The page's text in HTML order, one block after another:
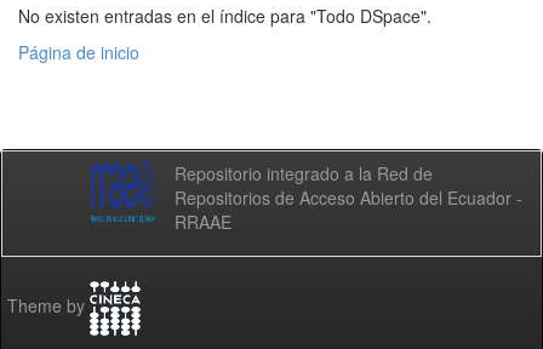
No existen entradas en el índice para "Todo DSpace".
Página de inicio
Repositorio integrado a la Red de
Repositorios de Acceso Abierto del Ecuador -
RRAAE
Theme by